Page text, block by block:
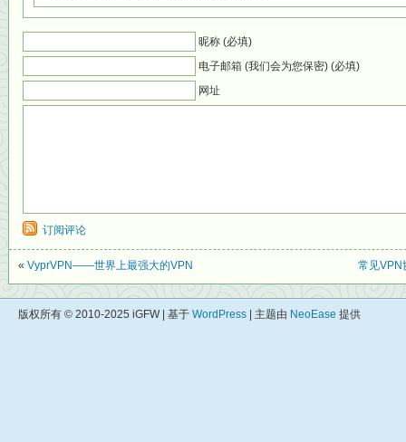
昵称 (必填)
电子邮箱 (我们会为您保密) (必填)
网址
订阅评论
« VyprVPN——世界上最强大的VPN 常见VPN
版权所有 © 2010-2025 iGFW | 基于 WordPress | 主题由 NeoEase 提供